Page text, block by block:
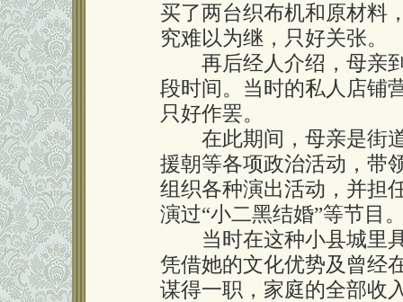
买了两台织布机和原材料
究难以为继，只好关张。
再后经人介绍，母亲到
段时间。当时的私人店铺
只好作罢。
在此期间，母亲是街道
援朝等各项政治活动，带
组织各种演出活动，并担
演过“小二黑结婚”等节目
当时在这种小县城里具
凭借她的文化优势及曾经
谋得一职，家庭的全部收